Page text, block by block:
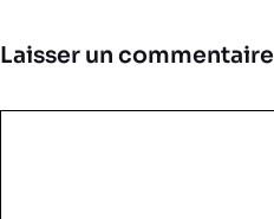
Laisser un commentaire